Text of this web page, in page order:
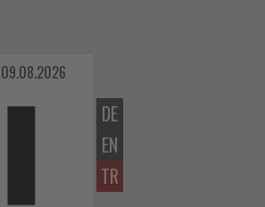
DE
EN
TR
09.08.2026